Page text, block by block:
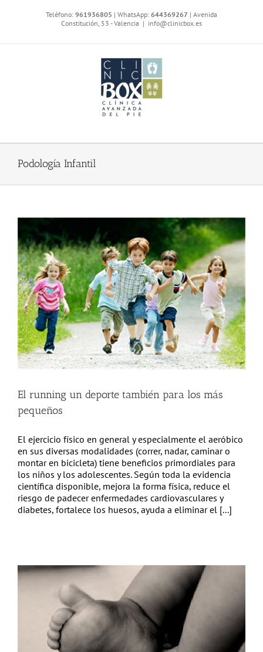
Teléfono: 961936805 | WhatsApp: 644369267 | Avenida
Constitución, 53 - Valencia | info@clinicbox.es
Podología Infantil
El running un deporte también para los más
pequeños
El ejercicio físico en general y especialmente el aeróbico
en sus diversas modalidades (correr, nadar, caminar o
montar en bicicleta) tiene beneficios primordiales para
los niños y los adolescentes. Según toda la evidencia
científica disponible, mejora la forma física, reduce el
riesgo de padecer enfermedades cardiovasculares y
diabetes, fortalece los huesos, ayuda a eliminar el [...]